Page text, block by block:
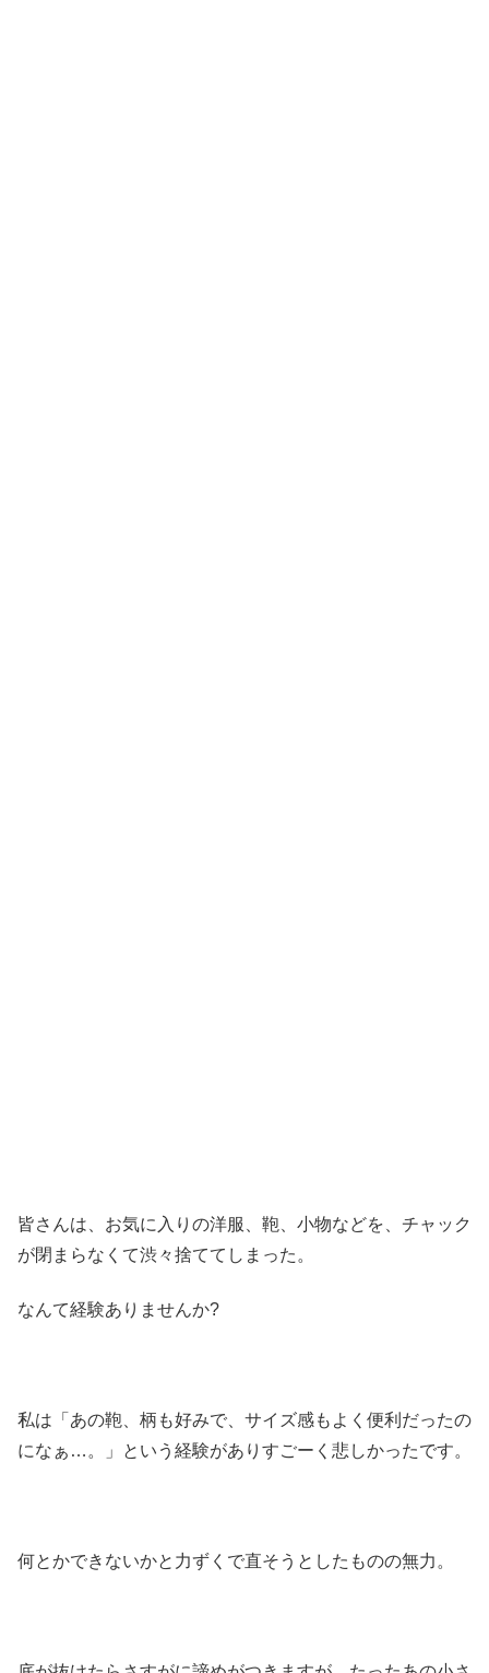
皆さんは、お気に入りの洋服、鞄、小物などを、チャック
が閉まらなくて渋々捨ててしまった。
なんて経験ありませんか?
私は「あの鞄、柄も好みで、サイズ感もよく便利だったの
になぁ…。」という経験がありすごーく悲しかったです。
何とかできないかと力ずくで直そうとしたものの無力。